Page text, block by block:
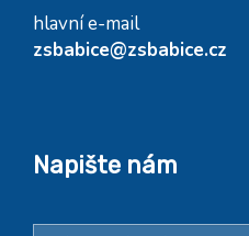
hlavní e-mail
zsbabice@zsbabice.cz
Napište nám